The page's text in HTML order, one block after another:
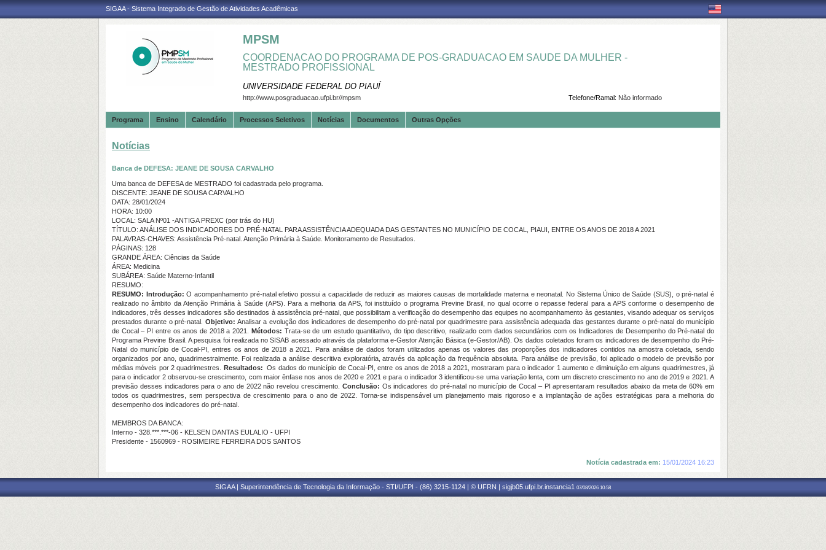
SIGAA - Sistema Integrado de Gestão de Atividades Acadêmicas
MPSM
COORDENACAO DO PROGRAMA DE POS-GRADUACAO EM SAUDE DA MULHER -
MESTRADO PROFISSIONAL
UNIVERSIDADE FEDERAL DO PIAUÍ
Telefone/Ramal: Não informado
http://www.posgraduacao.ufpi.br//mpsm
Programa Ensino Calendário Processos Seletivos Notícias Documentos Outras Opções
Notícias
Banca de DEFESA: JEANE DE SOUSA CARVALHO
Uma banca de DEFESA de MESTRADO foi cadastrada pelo programa.
DISCENTE: JEANE DE SOUSA CARVALHO
DATA: 28/01/2024
HORA: 10:00
LOCAL: SALA Nº01 -ANTIGA PREXC (por trás do HU)
TÍTULO: ANÁLISE DOS INDICADORES DO PRÉ-NATAL PARA ASSISTÊNCIA ADEQUADA DAS GESTANTES NO MUNICÍPIO DE COCAL, PIAUI, ENTRE OS ANOS DE 2018 A 2021
PALAVRAS-CHAVES: Assistência Pré-natal. Atenção Primária à Saúde. Monitoramento de Resultados.
PÁGINAS: 128
GRANDE ÁREA: Ciências da Saúde
ÁREA: Medicina
SUBÁREA: Saúde Materno-Infantil
RESUMO:
RESUMO: Introdução:O acompanhamento pré-natal efetivo possui a capacidade de reduzir as maiores causas de mortalidade materna e neonatal. No Sistema Único de Saúde (SUS), o pré-natal é
realizado no âmbito da Atenção Primária à Saúde (APS). Para a melhoria da APS, foi instituído o programa Previne Brasil, no qual ocorre o repasse federal para a APS conforme o desempenho de
indicadores, três desses indicadores são destinados à assistência pré-natal, que possibilitam a verificação do desempenho das equipes no acompanhamento às gestantes, visando adequar os serviços
prestados durante o pré-natal. Objetivo:Analisar a evolução dos indicadores de desempenho do pré-natal por quadrimestre para assistência adequada das gestantes durante o pré-natal do município
de Cocal – PI entre os anos de 2018 a 2021.
Métodos: Trata-se de um estudo quantitativo, do tipo descritivo, realizado com dados secundários com os Indicadores de Desempenho do Pré-natal do
Programa Previne Brasil. A pesquisa foi realizada no SISAB acessado através da plataforma e-Gestor Atenção Básica (e-Gestor/AB). Os dados coletados foram os indicadores de desempenho do Pré-
Natal do município de Cocal-PI, entres os anos de 2018 a 2021. Para análise de dados foram utilizados apenas os valores das proporções dos indicadores contidos na amostra coletada, sendo
organizados por ano, quadrimestralmente. Foi realizada a análise descritiva exploratória, através da aplicação da frequência absoluta. Para análise de previsão, foi aplicado o modelo de previsão por
médias móveis por 2 quadrimestres. Resultados: Os dados do município de Cocal-PI, entre os anos de 2018 a 2021, mostraram para o indicador 1 aumento e diminuição em alguns quadrimestres, já
para o indicador 2 observou-se crescimento, com maior ênfase nos anos de 2020 e 2021 e para o indicador 3 identificou-se uma variação lenta, com um discreto crescimento no ano de 2019 e 2021. A
previsão desses indicadores para o ano de 2022 não revelou crescimento. Conclusão: Os indicadores do pré-natal no município de Cocal – PI apresentaram resultados abaixo da meta de 60% em
todos os quadrimestres, sem perspectiva de crescimento para o ano de 2022. Torna-se indispensável um planejamento mais rigoroso e a implantação de ações estratégicas para a melhoria do
desempenho dos indicadores do pré-natal.
MEMBROS DA BANCA:
Interno - 328.***.***-06 - KELSEN DANTAS EULALIO - UFPI
Presidente - 1560969 - ROSIMEIRE FERREIRA DOS SANTOS
Notícia cadastrada em: 15/01/2024 16:23
SIGAA | Superintendência de Tecnologia da Informação - STI/UFPI - (86) 3215-1124 | © UFRN | sigjb05.ufpi.br.instancia1 07/08/2026 10:58